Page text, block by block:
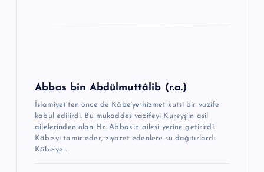
Abbas bin Abdülmuttâlib (r.a.)
İslamiyet’ten önce de Kâbe’ye hizmet kutsi bir vazife
kabul edilirdi. Bu mukad­des vazifeyi Kureyş’in asil
ailelerinden olan Hz. Abbas’ın ailesi yerine getirirdi.
Kâbe’yi tamir eder, ziyaret edenlere su dağıtırlardı.
Kâbe’ye…